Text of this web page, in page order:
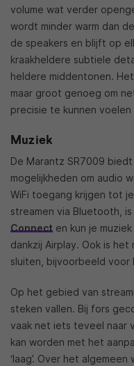
volume wat verder
wordt minder warm dan
de speakers en blijft op
kraakheldere subtiele
heldere middentonen.
maar groot genoeg om
precisie te kunnen voelen
Muziek
De Marantz SR7009
mogelijkheden om audio
WiFi toegang krijgen tot
streamen via Bluetooth,
Connect en kun je
dankzij Airplay. Ook is
sluiten, bijvoorbeeld voor
Op het gebied van
steken vallen. Bij fors
vaak net iets teveel naar
kan worden met het
‘laag’. Over het